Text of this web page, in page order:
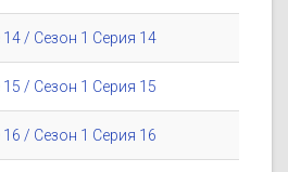
/ Сезон 1 Серия 14
/ Сезон 1 Серия 15
/ Сезон 1 Серия 16